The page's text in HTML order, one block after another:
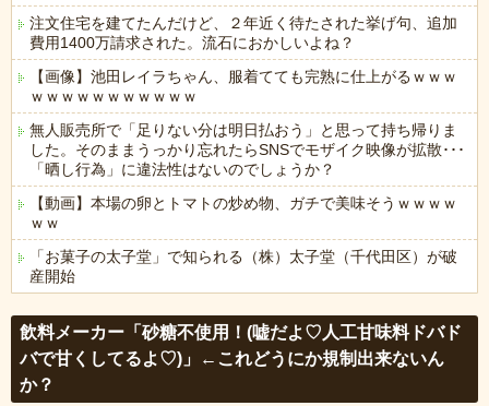
注文住宅を建てたんだけど、２年近く待たされた挙げ句、追加
費用1400万請求された。流石におかしいよね？
【画像】池田レイラちゃん、服着てても完熟に仕上がるｗｗｗ
ｗｗｗｗｗｗｗｗｗｗｗ
無人販売所で「足りない分は明日払おう」と思って持ち帰りま
した。そのままうっかり忘れたらSNSでモザイク映像が拡散･･･
「晒し行為」に違法性はないのでしょうか？
【動画】本場の卵とトマトの炒め物、ガチで美味そうｗｗｗｗ
ｗｗ
「お菓子の太子堂」で知られる（株）太子堂（千代田区）が破
産開始
飲料メーカー「砂糖不使用！(嘘だよ♡人工甘味料ドバド
バで甘くしてるよ♡)」←これどうにか規制出来ないん
か？